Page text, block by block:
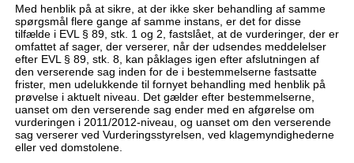
Med henblik på at sikre, at der ikke sker behandling af samme
spørgsmål flere gange af samme instans, er det for disse
tilfælde i EVL § 89, stk. 1 og 2, fastslået, at de vurderinger, der er
omfattet af sager, der verserer, når der udsendes meddelelser
efter EVL § 89, stk. 8, kan påklages igen efter afslutningen af
den verserende sag inden for de i bestemmelserne fastsatte
frister, men udelukkende til fornyet behandling med henblik på
prøvelse i aktuelt niveau. Det gælder efter bestemmelserne,
uanset om den verserende sag ender med en afgørelse om
vurderingen i 2011/2012-niveau, og uanset om den verserende
sag verserer ved Vurderingsstyrelsen, ved klagemyndighederne
eller ved domstolene.